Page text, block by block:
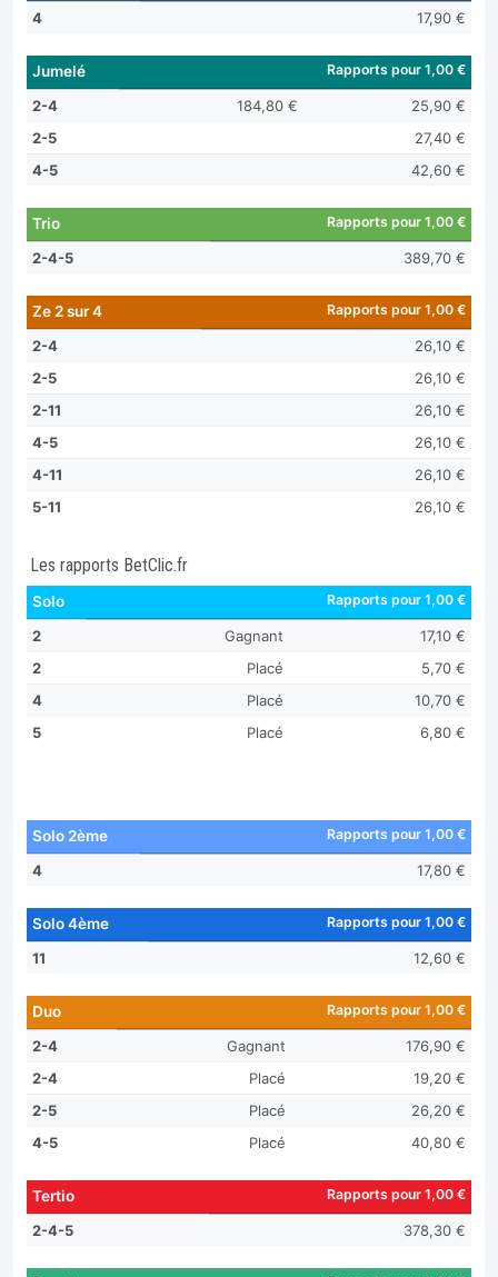
4 17,90 €
Jumelé Rapports pour 1,00 €
2-4 184,80 €
25,90 €
2-5
27,40 €
4-5
42,60 €
Trio Rapports pour 1,00 €
2-4-5 389,70 €
Ze 2 sur 4 Rapports pour 1,00 €
2-4
26,10 €
2-5
26,10 €
2-11
26,10 €
4-5
26,10 €
4-11
26,10 €
5-11
26,10 €
Les rapports BetClic.fr
Solo Rapports pour 1,00 €
2 Gagnant
17,10 €
2
Placé
5,70 €
4
Placé
10,70 €
5
Placé 6,80 €
Solo 2ème Rapports pour 1,00 €
4 17,80 €
Solo 4ème Rapports pour 1,00 €
11 12,60 €
Duo Rapports pour 1,00 €
2-4 Gagnant
176,90 €
2-4
Placé
19,20 €
2-5
Placé
26,20 €
4-5
Placé 40,80 €
Tertio Rapports pour 1,00 €
2-4-5 378,30 €